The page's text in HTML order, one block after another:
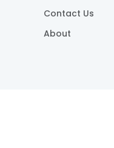
Contact Us
About